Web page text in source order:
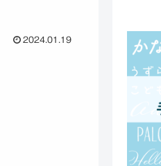
2024.01.19